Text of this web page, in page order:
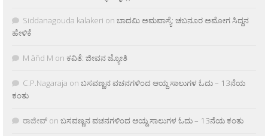
Siddanagouda kalakeri on ಬಾದಮಿ ಅಮವಾಸ್ಯೆ: ಚಬನೂರ ಅಮೋಗ ಸಿದ್ದನ
ಹೇಳಿಕೆ
M âñd M on ಕವಿತೆ: ಜೀವನ ಜ್ಯೋತಿ
C.P.Nagaraja on ಬಸವಣ್ಣನ ವಚನಗಳಿಂದ ಆಯ್ದ ಸಾಲುಗಳ ಓದು – 13ನೆಯ
ಕಂತು
ರಾಜೀವ್ on ಬಸವಣ್ಣನ ವಚನಗಳಿಂದ ಆಯ್ದ ಸಾಲುಗಳ ಓದು – 13ನೆಯ ಕಂತು